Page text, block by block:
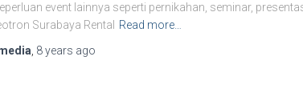
event lainnya seperti pernikahan, seminar,
Surabaya Rental
Read more…
8 years ago